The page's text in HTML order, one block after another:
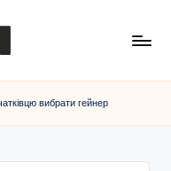
вибрати гейнер